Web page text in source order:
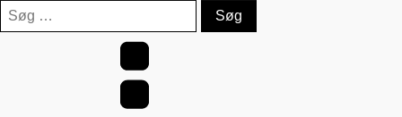
Søg
efter: